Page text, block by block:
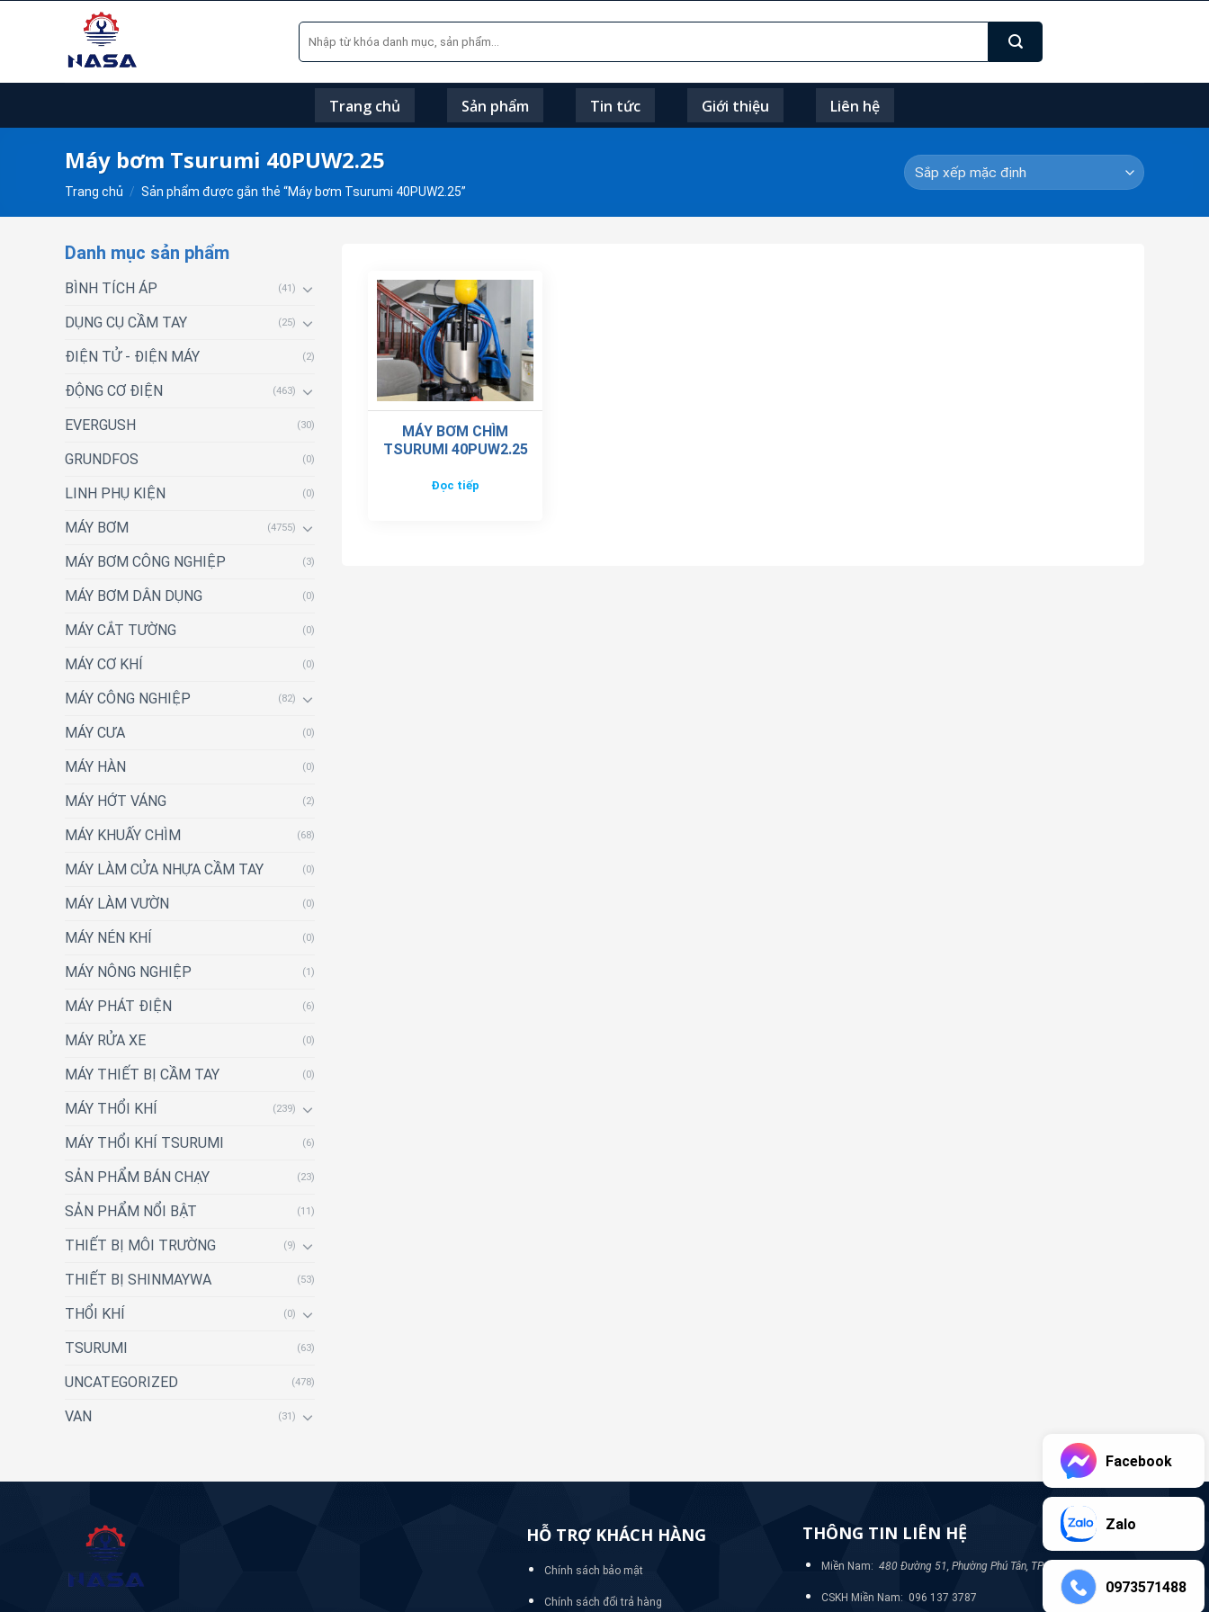
Tìm
kiếm:
Trang chủ Sản phẩm Tin tức Giới thiệu Liên hệ
Máy bơm Tsurumi 40PUW2.25
Trang chủ / Sản phẩm được gắn thẻ “Máy bơm Tsurumi 40PUW2.25”
Danh mục sản phẩm
BÌNH TÍCH ÁP (41)
DỤNG CỤ CẦM TAY (25)
ĐIỆN TỬ - ĐIỆN MÁY (2)
ĐỘNG CƠ ĐIỆN (463)
EVERGUSH (30)
GRUNDFOS (0)
LINH PHỤ KIỆN (0)
MÁY BƠM (4755)
MÁY BƠM CÔNG NGHIỆP (3)
MÁY BƠM DÂN DỤNG (0)
MÁY CẮT TƯỜNG (0)
MÁY CƠ KHÍ (0)
MÁY CÔNG NGHIỆP (82)
MÁY CƯA (0)
MÁY HÀN (0)
MÁY HỚT VÁNG (2)
MÁY KHUẤY CHÌM (68)
MÁY LÀM CỬA NHỰA CẦM TAY (0)
MÁY LÀM VƯỜN (0)
MÁY NÉN KHÍ (0)
MÁY NÔNG NGHIỆP (1)
MÁY PHÁT ĐIỆN (6)
MÁY RỬA XE (0)
MÁY THIẾT BỊ CẦM TAY (0)
MÁY THỔI KHÍ (239)
MÁY THỔI KHÍ TSURUMI (6)
SẢN PHẨM BÁN CHẠY (23)
SẢN PHẨM NỔI BẬT (11)
THIẾT BỊ MÔI TRƯỜNG (9)
THIẾT BỊ SHINMAYWA (53)
THỔI KHÍ (0)
TSURUMI (63)
UNCATEGORIZED (478)
VAN (31)
MÁY BƠM CHÌM
TSURUMI 40PUW2.25
Đọc tiếp
HỖ TRỢ KHÁCH HÀNG
Chính sách bảo mật
Chính sách đổi trả hàng
THÔNG TIN LIÊN HỆ
Miền Nam: 480 Đường 51, Phường Phú Tân, TP Bình Dương
CSKH Miền Nam: 096 137 3787
Facebook
Zalo
0973571488